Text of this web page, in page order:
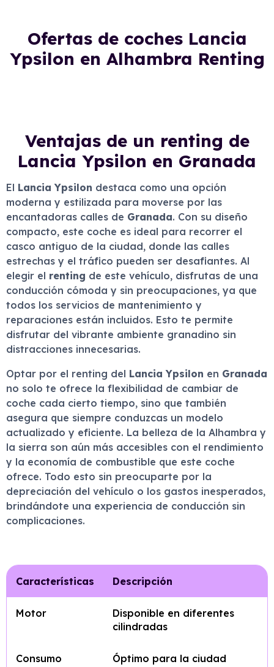
Ofertas de coches Lancia
Ypsilon en Alhambra Renting
Ventajas de un renting de
Lancia Ypsilon en Granada
El Lancia Ypsilon destaca como una opción
moderna y estilizada para moverse por las
encantadoras calles de Granada. Con su diseño
compacto, este coche es ideal para recorrer el
casco antiguo de la ciudad, donde las calles
estrechas y el tráfico pueden ser desafiantes. Al
elegir el renting de este vehículo, disfrutas de una
conducción cómoda y sin preocupaciones, ya que
todos los servicios de mantenimiento y
reparaciones están incluidos. Esto te permite
disfrutar del vibrante ambiente granadino sin
distracciones innecesarias.
Optar por el renting del Lancia Ypsilon en Granada
no solo te ofrece la flexibilidad de cambiar de
coche cada cierto tiempo, sino que también
asegura que siempre conduzcas un modelo
actualizado y eficiente. La belleza de la Alhambra y
la sierra son aún más accesibles con el rendimiento
y la economía de combustible que este coche
ofrece. Todo esto sin preocuparte por la
depreciación del vehículo o los gastos inesperados,
brindándote una experiencia de conducción sin
complicaciones.
Características Descripción
Motor
Disponible en diferentes
cilindradas
Consumo Óptimo para la ciudad